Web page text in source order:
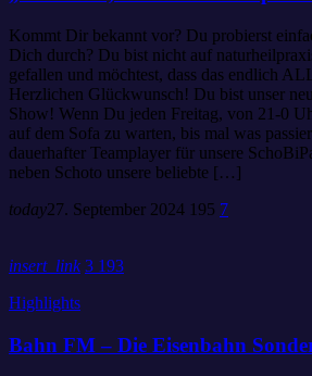
Kommt Dir bekannt vor? Du probierst
Dich durch? Du bist nicht auf
gefallen und möchtest, dass das endlich
Herzlichen Glückwunsch! Du bist unser
Show! Wenn Du jeden Freitag, von 21-0
auf dem Sofa zu warten, bis mal was
dauerhafter Teamplayer für unsere
neben Schoto unsere beliebte […]
today27. September 2024 195 7
insert_link 3 193
Highlights
Bahn FM – Die Eisenbahn